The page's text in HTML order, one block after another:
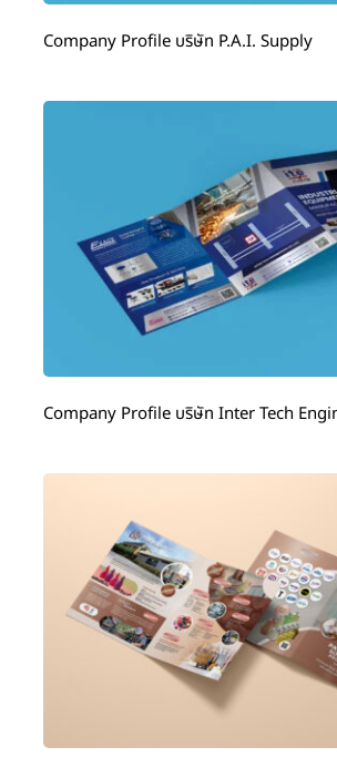
Company Profile บริษัท P.A.I. Supply
Company Profile บริษัท Inter Tech